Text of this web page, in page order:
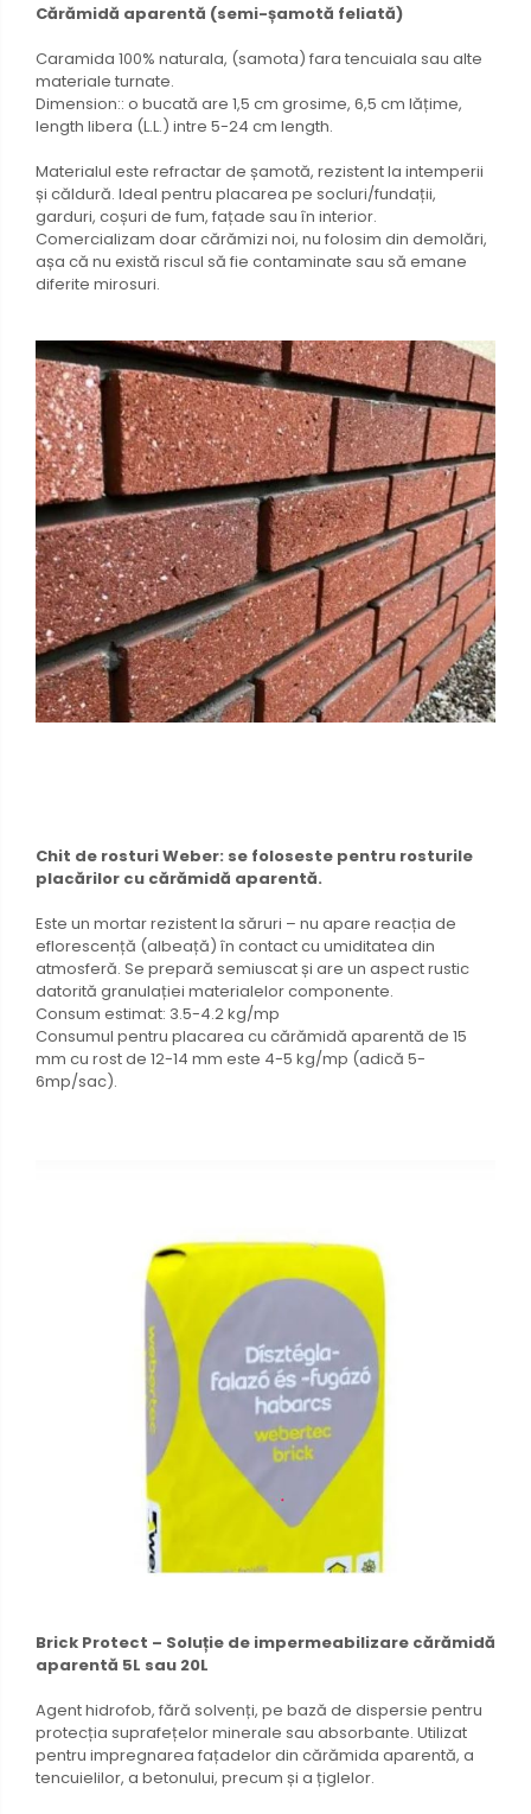
Cărămidă aparentă (semi-șamotă feliată)
Caramida 100% naturala, (samota) fara tencuiala sau alte
materiale turnate.
Dimension:: o bucată are 1,5 cm grosime, 6,5 cm lățime,
length libera (L.L.) intre 5-24 cm length.
Materialul este refractar de șamotă, rezistent la intemperii
și căldură. Ideal pentru placarea pe socluri/fundații,
garduri, coșuri de fum, fațade sau în interior.
Comercializam doar cărămizi noi, nu folosim din demolări,
așa că nu există riscul să fie contaminate sau să emane
diferite mirosuri.
Chit de rosturi Weber: se foloseste pentru rosturile
placărilor cu cărămidă aparentă.
Este un mortar rezistent la săruri – nu apare reacția de
eflorescență (albeață) în contact cu umiditatea din
atmosferă. Se prepară semiuscat și are un aspect rustic
datorită granulației materialelor componente.
Consum estimat: 3.5-4.2 kg/mp
Consumul pentru placarea cu cărămidă aparentă de 15
mm cu rost de 12-14 mm este 4-5 kg/mp (adică 5-
6mp/sac).
Brick Protect – Soluție de impermeabilizare cărămidă
aparentă 5L sau 20L
Agent hidrofob, fără solvenți, pe bază de dispersie pentru
protecția suprafețelor minerale sau absorbante. Utilizat
pentru impregnarea fațadelor din cărămida aparentă, a
tencuielilor, a betonului, precum și a țiglelor.